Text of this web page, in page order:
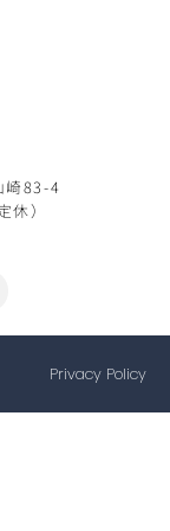
崎83-4
）
Privacy Policy